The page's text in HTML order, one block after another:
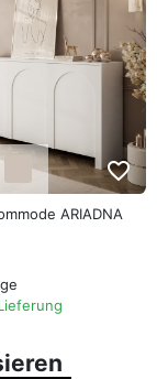
favorite_border
ARIADNA